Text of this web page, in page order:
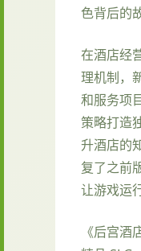
色背后的
在酒店经
理机制，
和服务项
策略打造
升酒店的
复了之前
让游戏运
《后宫